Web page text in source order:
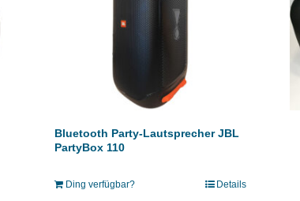
Bluetooth Party-Lautsprecher JBL
PartyBox 110
Ding verfügbar? Details